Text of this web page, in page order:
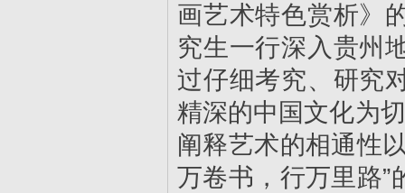
画艺术特色赏析》
究生一行深入贵州
过仔细考究、研究
精深的中国文化为
阐释艺术的相通性
万卷书，行万里路